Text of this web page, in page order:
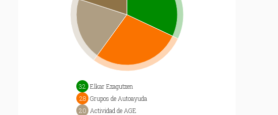
32 Elkar Ezagutzen
28 Grupos de Autoayuda
20 Actividad de AGE